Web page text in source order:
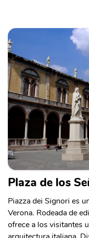
Plaza de los
Piazza dei Signori es
Verona. Rodeada de
ofrece a los visitantes